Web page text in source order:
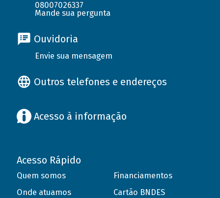
08007026337
Mande sua pergunta
Ouvidoria
Envie sua mensagem
Outros telefones e endereços
Acesso à informação
Acesso Rápido
Quem somos
Onde atuamos
Financiamentos
Cartão BNDES